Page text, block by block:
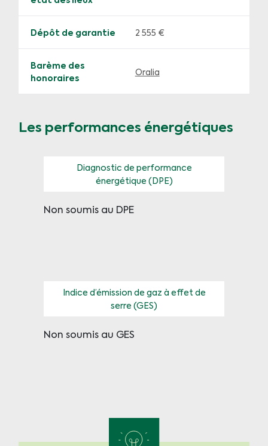
Dépôt de garantie 2 555 €
Barème des
honoraires
Oralia
Les performances énergétiques
Diagnostic de performance
énergétique (DPE)
Non soumis au DPE
Indice d’émission de gaz à effet de
serre (GES)
Non soumis au GES